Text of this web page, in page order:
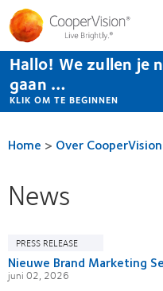
Overslaan
en
naar
de
inhoud
gaan
Hallo! We zullen je
gaan …
KLIK OM TE BEGINNEN
Home > Over CooperVision
News
PRESS RELEASE
Nieuwe Brand Marketing
juni 02, 2026